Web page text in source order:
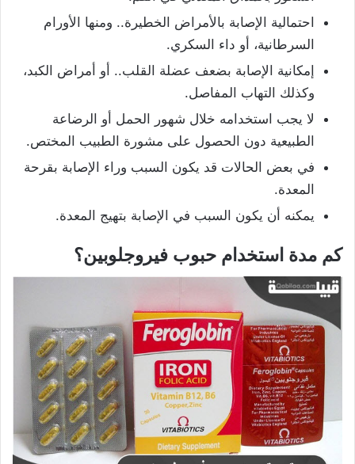
احتمالية الإصابة بالأمراض الخطيرة.. ومنها الأورام
السرطانية، أو داء السكري.
إمكانية الإصابة بضعف عضلة القلب.. أو أمراض الكبد،
وكذلك التهاب المفاصل.
لا يجب استخدامه خلال شهور الحمل أو الرضاعة
الطبيعية دون الحصول على مشورة الطبيب المختص.
في بعض الحالات قد يكون السبب وراء الإصابة بقرحة
المعدة.
يمكنه أن يكون السبب في الإصابة بتهيج المعدة.
كم مدة استخدام حبوب فيروجلوبين؟